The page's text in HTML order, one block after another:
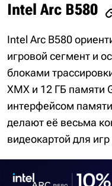
Intel Arc B580
Intel Arc B580
игровой сегмент и
блоками
XMX и 12 ГБ памяти
интерфейсом
делают её весьма
видеокартой для